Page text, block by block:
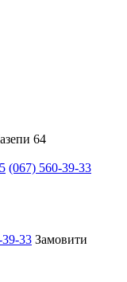
64
(067) 560-39-33
33 Замовити